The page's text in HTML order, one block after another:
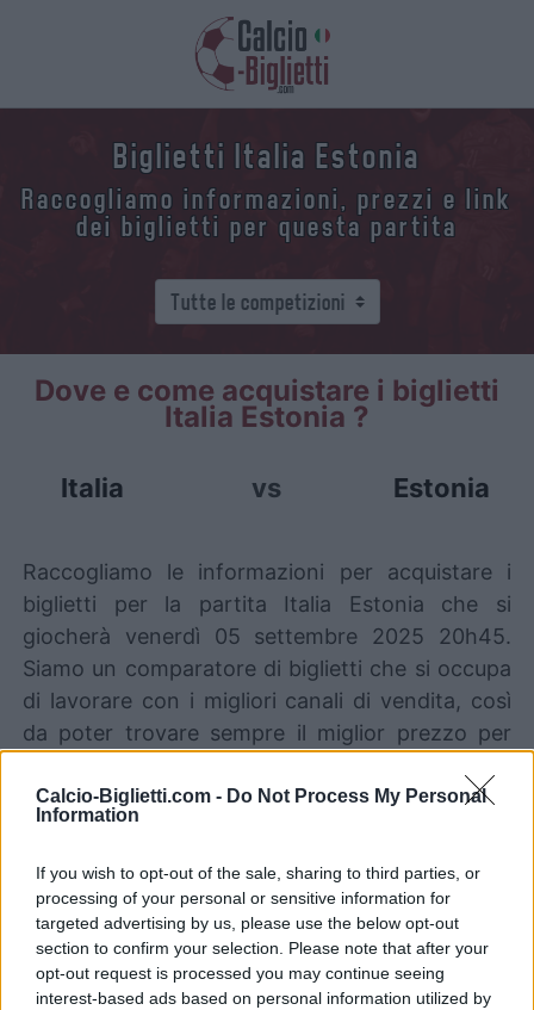
Calcio-Biglietti.com - Do Not Process My Personal
Information
If you wish to opt-out of the sale, sharing to third parties, or
processing of your personal or sensitive information for
targeted advertising by us, please use the below opt-out
section to confirm your selection. Please note that after your
opt-out request is processed you may continue seeing
interest-based ads based on personal information utilized by
Biglietti Italia Estonia
Raccogliamo informazioni, prezzi e link
dei biglietti per questa partita
Dove e come acquistare i biglietti
Italia Estonia ?
Italia vs Estonia
Raccogliamo le informazioni per acquistare i
biglietti per la partita Italia Estonia che si
giocherà venerdì 05 settembre 2025 20h45.
Siamo un comparatore di biglietti che si occupa
di lavorare con i migliori canali di vendita, così
da poter trovare sempre il miglior prezzo per
Estonia.
I migliori canali di vendita dei
biglietti Italia Estonia
Le informazioni sui biglietti sono disattivate per
questa partita.